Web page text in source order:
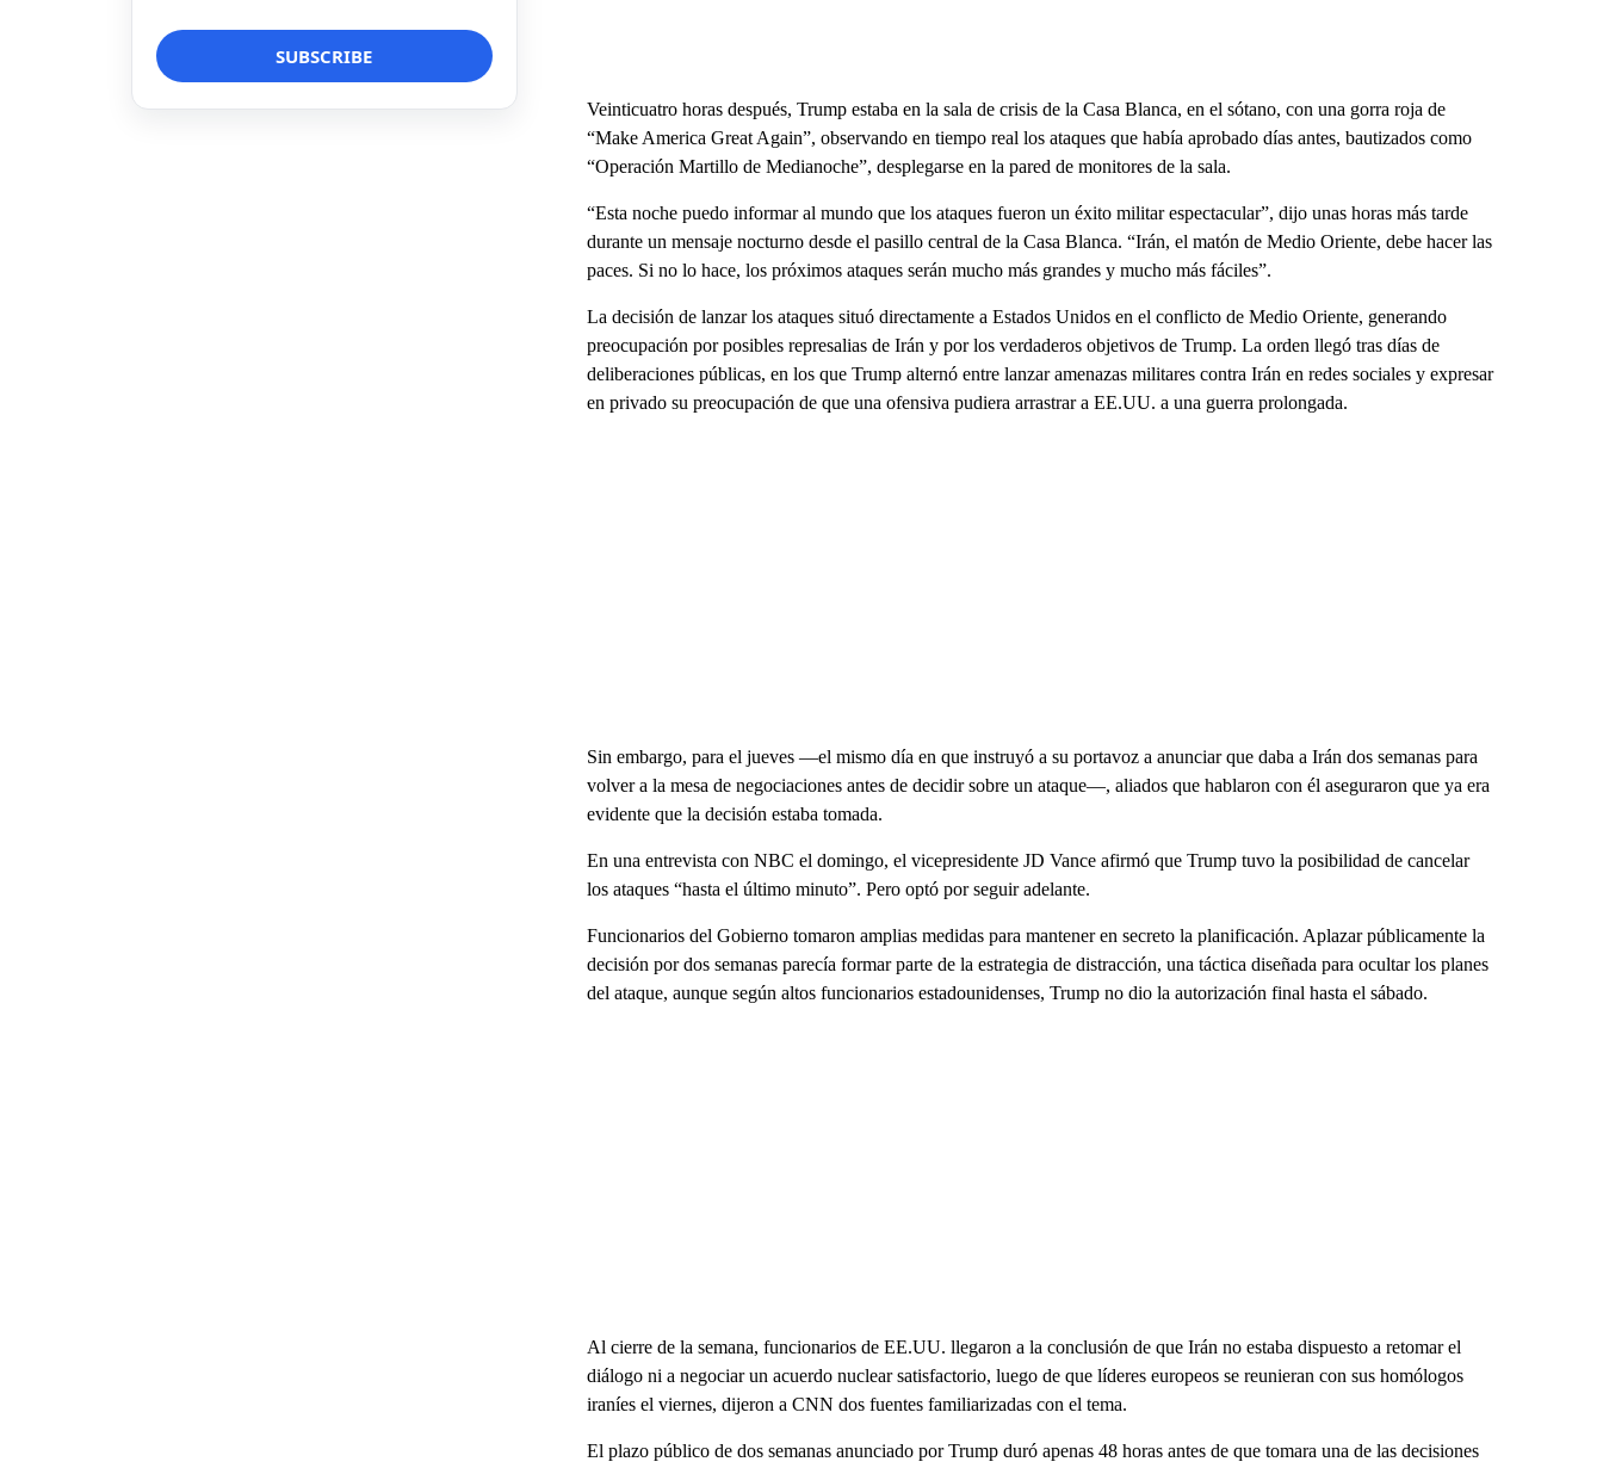
Veinticuatro horas después, Trump estaba en la sala de crisis de la Casa Blanca, en el sótano, con una gorra roja de
“Make America Great Again”, observando en tiempo real los ataques que había aprobado días antes, bautizados como
“Operación Martillo de Medianoche”, desplegarse en la pared de monitores de la sala.
“Esta noche puedo informar al mundo que los ataques fueron un éxito militar espectacular”, dijo unas horas más tarde
durante un mensaje nocturno desde el pasillo central de la Casa Blanca. “Irán, el matón de Medio Oriente, debe hacer las
paces. Si no lo hace, los próximos ataques serán mucho más grandes y mucho más fáciles”.
La decisión de lanzar los ataques situó directamente a Estados Unidos en el conflicto de Medio Oriente, generando
preocupación por posibles represalias de Irán y por los verdaderos objetivos de Trump. La orden llegó tras días de
deliberaciones públicas, en los que Trump alternó entre lanzar amenazas militares contra Irán en redes sociales y expresar
en privado su preocupación de que una ofensiva pudiera arrastrar a EE.UU. a una guerra prolongada.
Sin embargo, para el jueves —el mismo día en que instruyó a su portavoz a anunciar que daba a Irán dos semanas para
volver a la mesa de negociaciones antes de decidir sobre un ataque—, aliados que hablaron con él aseguraron que ya era
evidente que la decisión estaba tomada.
En una entrevista con NBC el domingo, el vicepresidente JD Vance afirmó que Trump tuvo la posibilidad de cancelar
los ataques “hasta el último minuto”. Pero optó por seguir adelante.
Funcionarios del Gobierno tomaron amplias medidas para mantener en secreto la planificación. Aplazar públicamente la
decisión por dos semanas parecía formar parte de la estrategia de distracción, una táctica diseñada para ocultar los planes
del ataque, aunque según altos funcionarios estadounidenses, Trump no dio la autorización final hasta el sábado.
Al cierre de la semana, funcionarios de EE.UU. llegaron a la conclusión de que Irán no estaba dispuesto a retomar el
diálogo ni a negociar un acuerdo nuclear satisfactorio, luego de que líderes europeos se reunieran con sus homólogos
iraníes el viernes, dijeron a CNN dos fuentes familiarizadas con el tema.
El plazo público de dos semanas anunciado por Trump duró apenas 48 horas antes de que tomara una de las decisiones